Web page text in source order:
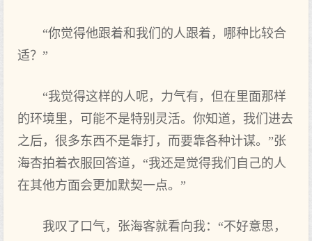
“你觉得他跟着和我们的人跟着，哪种比较合
适？”
“我觉得这样的人呢，力气有，但在里面那样
的环境里，可能不是特别灵活。你知道，我们进去
之后，很多东西不是靠打，而要靠各种计谋。”张
海杏拍着衣服回答道，“我还是觉得我们自己的人
在其他方面会更加默契一点。”
我叹了口气，张海客就看向我：“不好意思，